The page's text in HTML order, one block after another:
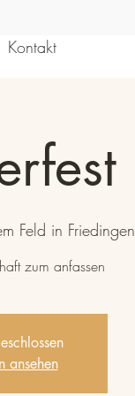
Kontakt
Feld in Friedingen
zum anfassen
ansehen